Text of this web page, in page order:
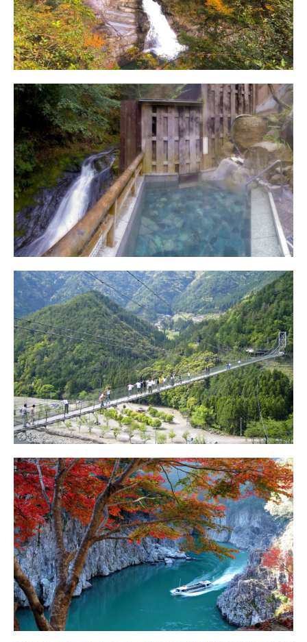
アクセス
湯泉地温泉「滝の湯」
アクセス
谷瀬の吊り橋
アクセス
瀞峡
アクセス